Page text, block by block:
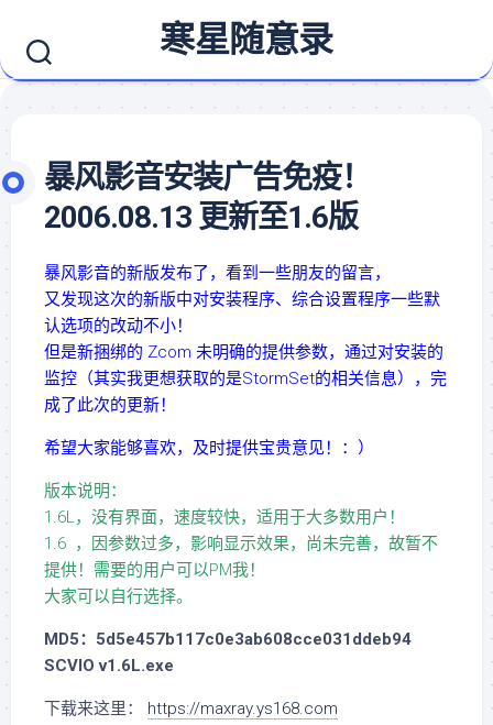
content
寒星随意录
暴风影音安装广告免疫！
2006.08.13 更新至1.6版
暴风影音的新版发布了，看到一些朋友的留言，
又发现这次的新版中对安装程序、综合设置程序一些默
认选项的改动不小！
但是新捆绑的 Zcom 未明确的提供参数，通过对安装的
监控（其实我更想获取的是StormSet的相关信息），完
成了此次的更新！
希望大家能够喜欢，及时提供宝贵意见！：）
版本说明：
1.6L，没有界面，速度较快，适用于大多数用户！
1.6 ，因参数过多，影响显示效果，尚未完善，故暂不
提供！需要的用户可以PM我！
大家可以自行选择。
MD5：5d5e457b117c0e3ab608cce031ddeb94
SCVIO v1.6L.exe
下载来这里： https://maxray.ys168.com